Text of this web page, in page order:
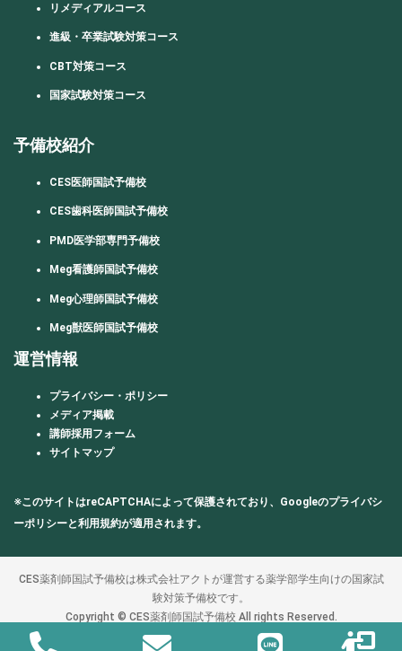
リメディアルコース
進級・卒業試験対策コース
CBT対策コース
国家試験対策コース
予備校紹介
CES医師国試予備校
CES歯科医師国試予備校
PMD医学部専門予備校
Meg看護師国試予備校
Meg心理師国試予備校
Meg獣医師国試予備校
運営情報
プライバシー・ポリシー
メディア掲載
講師採用フォーム
サイトマップ
※このサイトはreCAPTCHAによって保護されており、Googleのプライバシ
ーポリシーと利用規約が適用されます。
CES薬剤師国試予備校は株式会社アクトが運営する薬学部学生向けの国家試
験対策予備校です。
Copyright © CES薬剤師国試予備校 All rights Reserved.